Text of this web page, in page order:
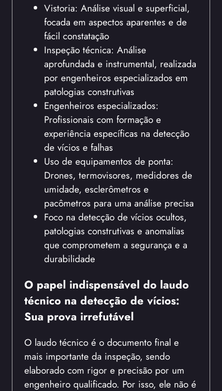
Vistoria: Análise visual e superficial,
focada em aspectos aparentes e de
fácil constatação
Inspeção técnica: Análise
aprofundada e instrumental, realizada
por engenheiros especializados em
patologias construtivas
Engenheiros especializados:
Profissionais com formação e
experiência específicas na detecção
de vícios e falhas
Uso de equipamentos de ponta:
Drones, termovisores, medidores de
umidade, esclerômetros e
pacômetros para uma análise precisa
Foco na detecção de vícios ocultos,
patologias construtivas e anomalias
que comprometem a segurança e a
durabilidade
O papel indispensável do laudo
técnico na detecção de vícios:
Sua prova irrefutável
O laudo técnico é o documento final e
mais importante da inspeção, sendo
elaborado com rigor e precisão por um
engenheiro qualificado. Por isso, ele não é